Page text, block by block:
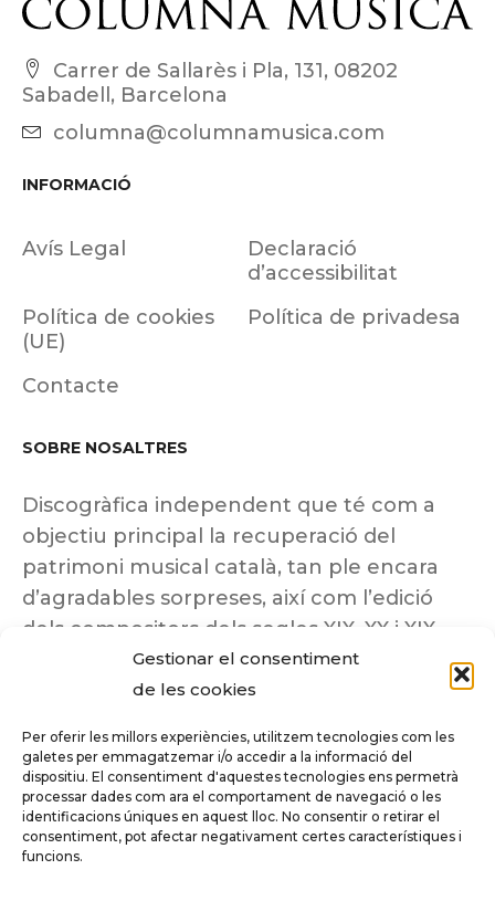
Gestionar el consentiment
de les cookies
Per oferir les millors experiències, utilitzem tecnologies com les
galetes per emmagatzemar i/o accedir a la informació del
dispositiu. El consentiment d'aquestes tecnologies ens permetrà
processar dades com ara el comportament de navegació o les
identificacions úniques en aquest lloc. No consentir o retirar el
consentiment, pot afectar negativament certes característiques i
funcions.
Carrer de Sallarès i Pla, 131, 08202
Sabadell, Barcelona
columna@columnamusica.com
INFORMACIÓ
Avís Legal
Declaració
d’accessibilitat
Política de cookies
(UE)
Política de privadesa
Contacte
SOBRE NOSALTRES
Discogràfica independent que té com a
objectiu principal la recuperació del
patrimoni musical català, tan ple encara
d’agradables sorpreses, així com l’edició
dels compositors dels segles XIX, XX i XIX
insuficientment coneguts.
Tots els drets reservats a ©Columna
Música.